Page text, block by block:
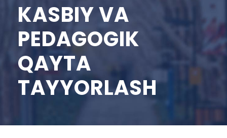
KASBIY VA
PEDAGOGIK
QAYTA
TAYYORLASH